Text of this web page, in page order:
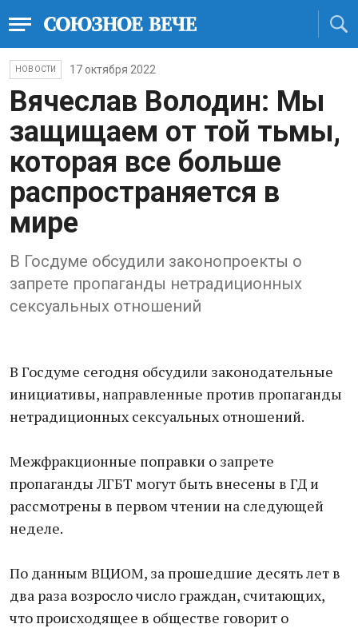
НОВОСТИ 17 октября 2022
Вячеслав Володин: Мы
защищаем от той тьмы,
которая все больше
распространяется в
мире
В Госдуме обсудили законопроекты о
запрете пропаганды нетрадиционных
сексуальных отношений
В Госдуме сегодня обсудили законодательные
инициативы, направленные против пропаганды
нетрадиционных сексуальных отношений.
Межфракционные поправки о запрете
пропаганды ЛГБТ могут быть внесены в ГД и
рассмотрены в первом чтении на следующей
неделе.
По данным ВЦИОМ, за прошедшие десять лет в
два раза возросло число граждан, считающих,
что происходящее в обществе говорит о